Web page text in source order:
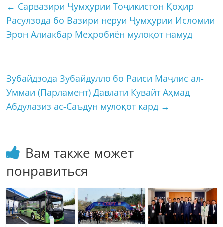
← Сарвазири Ҷумҳурии Тоҷикистон Қоҳир
Расулзода бо Вазири неруи Ҷумҳурии Исломии
Эрон Алиакбар Меҳробиён мулоқот намуд
Зубайдзода Зубайдулло бо Раиси Маҷлис ал-
Уммаи (Парламент) Давлати Кувайт Аҳмад
Абдулазиз ас-Саъдун мулоқот кард →
Вам также может
понравиться